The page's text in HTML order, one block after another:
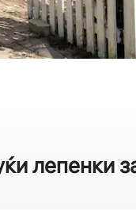
лепенки